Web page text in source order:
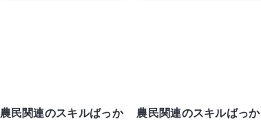
農民関連のスキルばっか
農民関連のスキルばっか